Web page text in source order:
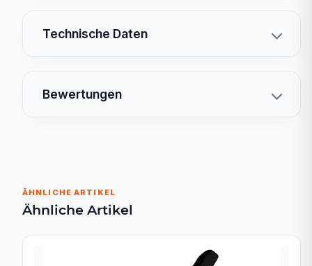
Technische Daten
Bewertungen
ÄHNLICHE ARTIKEL
Ähnliche Artikel